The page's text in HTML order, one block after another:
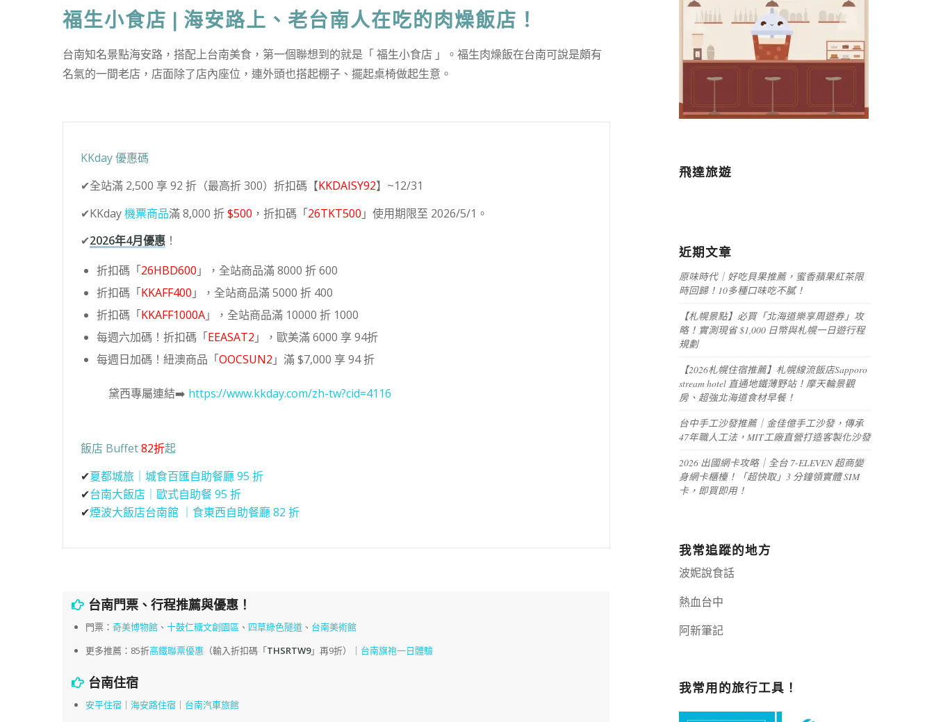
福生小食店 | 海安路上、老台南人在吃的肉燥飯店！
台南知名景點海安路，搭配上台南美食，第一個聯想到的就是「 福生小食店 」。福生肉燥飯在台南可說是頗有
名氣的一間老店，店面除了店內座位，連外頭也搭起棚子、擺起桌椅做起生意。
KKday 優惠碼
✔全站滿 2,500 享 92 折（最高折 300）折扣碼【KKDAISY92】~12/31
✔KKday機票商品滿 8,000 折$500 ，折扣碼「26TKT500 」使用期限至 2026/5/1。
✔2026年4月優惠 ！
折扣碼「26HBD600 」，全站商品滿 8000 折 600
折扣碼「KKAFF400 」，全站商品滿 5000 折 400
折扣碼「KKAFF1000A」，全站商品滿 10000 折 1000
每週六加碼！折扣碼「EEASAT2 」，歐美滿 6000 享 94折
每週日加碼！紐澳商品「OOCSUN2 」滿 $7,000 享 94 折
黛西專屬連結➡️ https://www.kkday.com/zh-tw?cid=4116
飯店 Buffet82折起
✔夏都城旅｜城食百匯自助餐廳 95 折
✔台南大飯店｜歐式自助餐 95 折
✔煙波大飯店台南館 ｜食東西自助餐廳 82 折
台南門票、行程推薦與優惠！
門票：奇美博物館 、十鼓仁糖文創園區 、 四草綠色隧道 、 台南美術館
更多推薦：85折高鐵聯票優惠 （輸入折扣碼「THSRTW9」再9折）｜ 台南旗袍一日體驗
台南住宿
安平住宿 ｜海安路住宿 ｜ 台南汽車旅館
飛達旅遊
近期文章
原味時代｜好吃貝果推薦，蜜香蘋果紅茶限
時回歸！10多種口味吃不膩！
【札幌景點】必買「北海道樂享周遊券」攻
略！實測現省 $1,000 日幣與札幌一日遊行程
規劃
【2026札幌住宿推薦】札幌線流飯店Sapporo
stream hotel 直通地鐵薄野站！摩天輪景觀
房、超強北海道食材早餐！
台中手工沙發推薦｜金佳億手工沙發，傳承
47年職人工法，MIT工廠直營打造客製化沙發
2026 出國網卡攻略｜全台 7-ELEVEN 超商變
身網卡櫃檯！「超快取」3 分鐘領實體 SIM
卡，即買即用！
我常追蹤的地方
波妮說食話
熱血台中
阿新筆記嘉義+1 | 嘉義加一
我常用的旅行工具！